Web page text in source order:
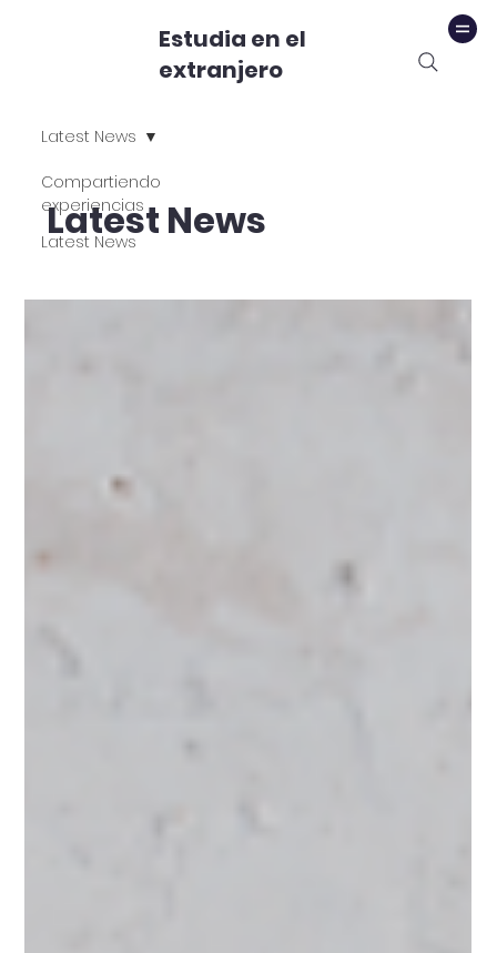
Estudia en el
extranjero
Compartiendo
experiencias
Latest News
Latest News
Latest News